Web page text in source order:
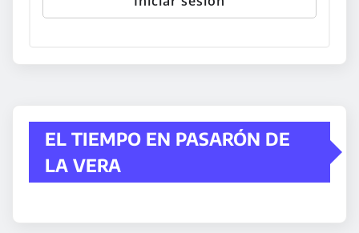
EL TIEMPO EN PASARÓN DE
LA VERA